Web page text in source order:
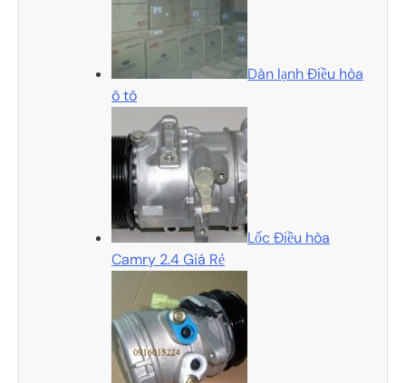
Dàn lạnh Điều hòa
ô tô
Lốc Điều hòa
Camry 2.4 Giá Rẻ